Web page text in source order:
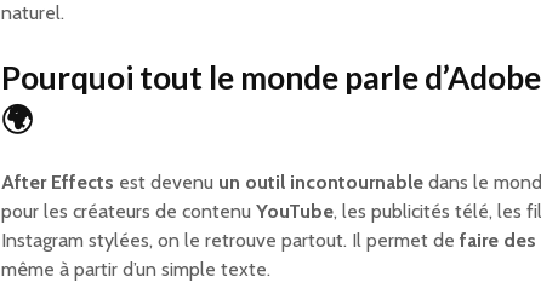
naturel.
Pourquoi tout le monde parle
🌍
After Effects est devenu un outil incontournable dans le
pour les créateurs de contenu YouTube, les publicités télé, les
Instagram stylées, on le retrouve partout. Il permet de faire des
même à partir d’un simple texte.